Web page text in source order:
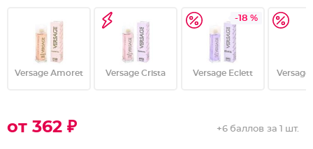
Versage Аmoret Versage Сrista
-18 %
Versage Еclett Versage
от 362 ₽ +6 баллов за 1 шт.